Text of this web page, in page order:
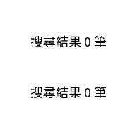
搜尋結果0筆
搜尋結果0筆